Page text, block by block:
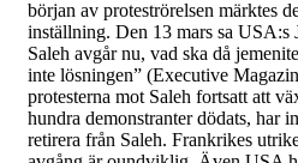
början av proteströrelsen märktes
inställning. Den 13 mars sa USA:s
Saleh avgår nu, vad ska då
inte lösningen” (Executive
protesterna mot Saleh fortsatt att
hundra demonstranter dödats, har
retirera från Saleh. Frankrikes